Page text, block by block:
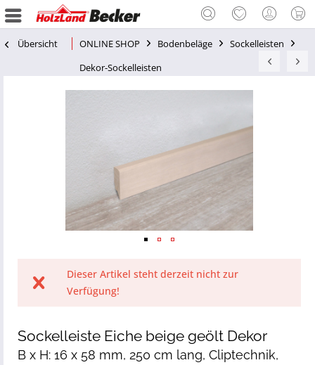
Übersicht ONLINE SHOP Bodenbeläge
Sockelleisten
Dekor-Sockelleisten
Dieser Artikel steht derzeit nicht zur
Verfügung!
Sockelleiste Eiche beige geölt Dekor
B x H: 16 x 58 mm, 250 cm lang, Cliptechnik,